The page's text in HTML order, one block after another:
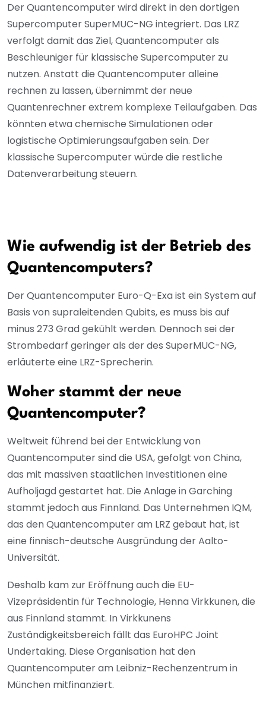
Der Quantencomputer wird direkt in den dortigen
Supercomputer SuperMUC-NG integriert. Das LRZ
verfolgt damit das Ziel, Quantencomputer als
Beschleuniger für klassische Supercomputer zu
nutzen. Anstatt die Quantencomputer alleine
rechnen zu lassen, übernimmt der neue
Quantenrechner extrem komplexe Teilaufgaben. Das
könnten etwa chemische Simulationen oder
logistische Optimierungsaufgaben sein. Der
klassische Supercomputer würde die restliche
Datenverarbeitung steuern.
Wie aufwendig ist der Betrieb des
Quantencomputers?
Der Quantencomputer Euro-Q-Exa ist ein System auf
Basis von supraleitenden Qubits, es muss bis auf
minus 273 Grad gekühlt werden. Dennoch sei der
Strombedarf geringer als der des SuperMUC-NG,
erläuterte eine LRZ-Sprecherin.
Woher stammt der neue
Quantencomputer?
Weltweit führend bei der Entwicklung von
Quantencomputer sind die USA, gefolgt von China,
das mit massiven staatlichen Investitionen eine
Aufholjagd gestartet hat. Die Anlage in Garching
stammt jedoch aus Finnland. Das Unternehmen IQM,
das den Quantencomputer am LRZ gebaut hat, ist
eine finnisch-deutsche Ausgründung der Aalto-
Universität.
Deshalb kam zur Eröffnung auch die EU-
Vizepräsidentin für Technologie, Henna Virkkunen, die
aus Finnland stammt. In Virkkunens
Zuständigkeitsbereich fällt das EuroHPC Joint
Undertaking. Diese Organisation hat den
Quantencomputer am Leibniz-Rechenzentrum in
München mitfinanziert.